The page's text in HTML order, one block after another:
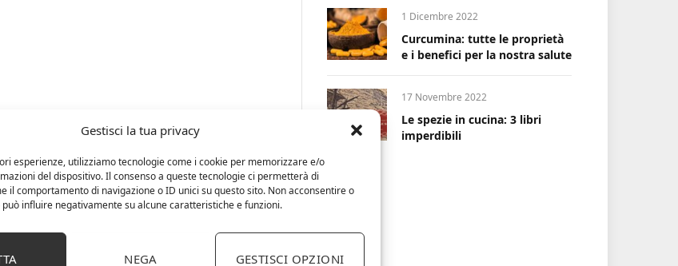
Gestisci la tua privacy
esperienze, utilizziamo tecnologie come i cookie per memorizzare e/o
del dispositivo. Il consenso a queste tecnologie ci permetterà di
il comportamento di navigazione o ID unici su questo sito. Non acconsentire o
influire negativamente su alcune caratteristiche e funzioni.
NEGA GESTISCI OPZIONI
1 Dicembre 2022
Curcumina: tutte le proprietà
e i benefici per la nostra salute
17 Novembre 2022
Le spezie in cucina: 3 libri
imperdibili